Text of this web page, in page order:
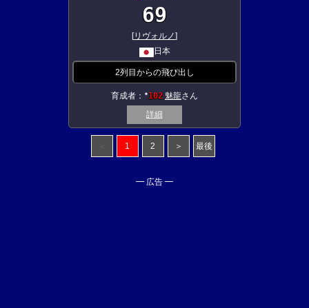
69
[リヴォルノ]
日本
2列目からの飛び出し
育成者： ★102 魅龍さん
詳細
1 2 ＞ 最後
━ 広告 ━